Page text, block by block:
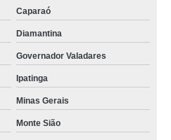
Caparaó
Diamantina
Governador Valadares
Ipatinga
Minas Gerais
Monte Sião